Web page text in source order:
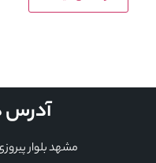
آدرس
مشهد بلوار پیروزی، پیروزی